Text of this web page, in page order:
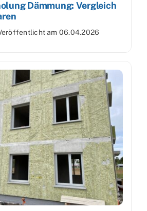
Dämmung: Vergleich
am 06.04.2026